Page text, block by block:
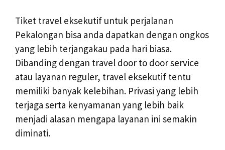
Tiket travel eksekutif untuk perjalanan
Pekalongan bisa anda dapatkan dengan ongkos
yang lebih terjangakau pada hari biasa.
Dibanding dengan travel door to door service
atau layanan reguler, travel eksekutif tentu
memiliki banyak kelebihan. Privasi yang lebih
terjaga serta kenyamanan yang lebih baik
menjadi alasan mengapa layanan ini semakin
diminati.